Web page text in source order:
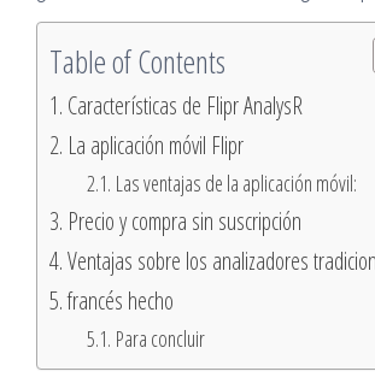
Table of Contents
Características de Flipr AnalysR
La aplicación móvil Flipr
Las ventajas de la aplicación móvil:
Precio y compra sin suscripción
Ventajas sobre los analizadores
francés hecho
Para concluir